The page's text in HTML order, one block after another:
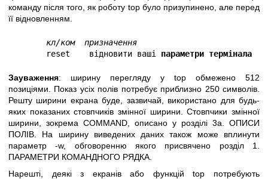
команду після того, як роботу top було призупинено, але перед
її відновленням.
кл/ком  призначення
       reset    відновити ваші
параметри термінала
Зауваження: ширину перегляду у top обмежено 512
позиціями. Показ усіх полів потребує приблизно 250 символів.
Решту ширини екрана буде, зазвичай, використано для будь-
яких показаних стовпчиків змінної ширини. Стовпчики змінної
ширини, зокрема COMMAND, описано у розділі 3а. ОПИСИ
ПОЛІВ. На ширину виведених даних також може вплинути
параметр -w, обговоренню якого присвячено розділ 1.
ПАРАМЕТРИ КОМАНДНОГО РЯДКА.
Нарешті, деякі з екранів або функцій top потребують